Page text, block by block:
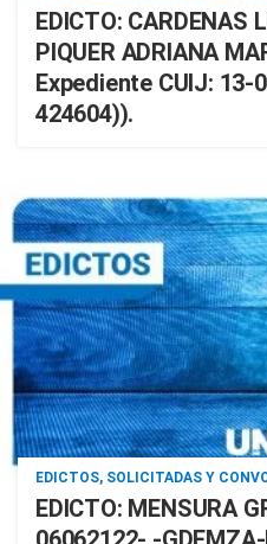
EDICTO: CARDENAS
PIQUER ADRIANA
Expediente CUIJ: 13-
424604)).
EDICTOS, SOLICITADAS Y
EDICTO: MENSURA